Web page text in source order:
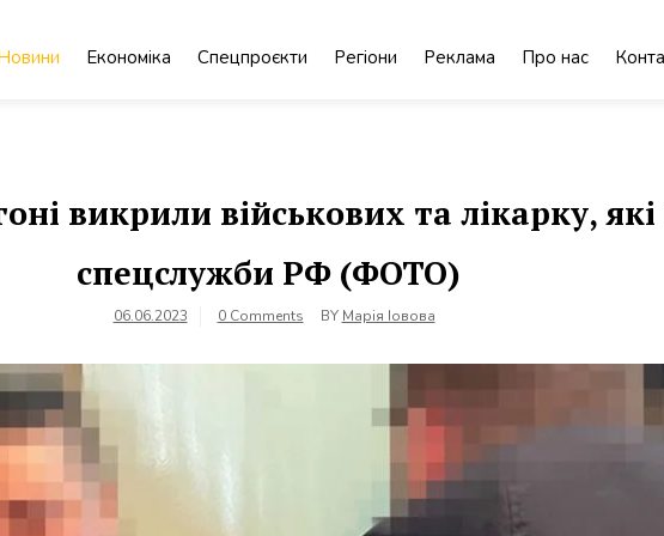
Економіка Спецпроєкти Регіони Реклама Про нас
викрили військових та лікарку,
спецслужби РФ (ФОТО)
06.06.2023 0 Comments BY Марія Іовова